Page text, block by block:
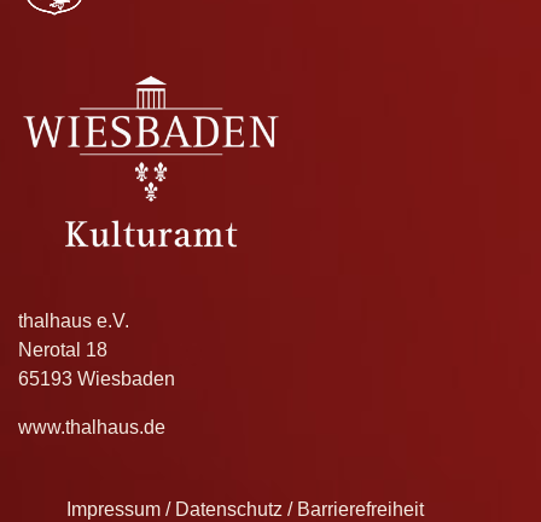
thalhaus e.V.
Nerotal 18
65193 Wiesbaden
www.thalhaus.de
Impressum / Datenschutz / Barrierefreiheit